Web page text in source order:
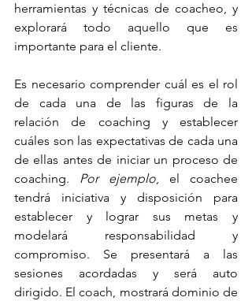
herramientas y técnicas de coacheo, y
explorará todo aquello que es
importante para el cliente.
Es necesario comprender cuál es el rol
de cada una de las figuras de la
relación de coaching y establecer
cuáles son las expectativas de cada una
de ellas antes de iniciar un proceso de
coaching. Por ejemplo, el coachee
tendrá iniciativa y disposición para
establecer y lograr sus metas y
modelará responsabilidad y
compromiso. Se presentará a las
sesiones acordadas y será auto
dirigido. El coach, mostrará dominio de